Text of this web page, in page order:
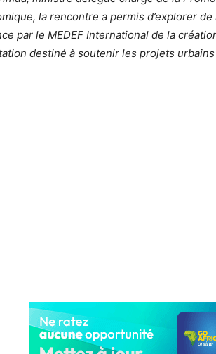
la rencontre a permis d’explorer
par le MEDEF International de la
destiné à soutenir les projets